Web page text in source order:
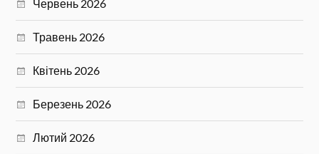
Червень 2026
Травень 2026
Квітень 2026
Березень 2026
Лютий 2026